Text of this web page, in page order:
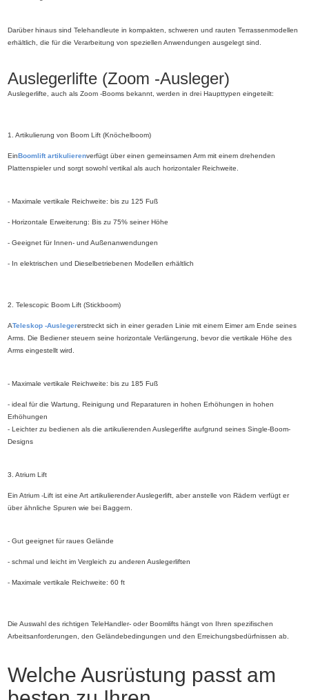
Darüber hinaus sind Telehandleute in kompakten, schweren und rauten Terrassenmodellen
erhältlich, die für die Verarbeitung von speziellen Anwendungen ausgelegt sind.
Auslegerlifte (Zoom -Ausleger)
Auslegerlifte, auch als Zoom -Booms bekannt, werden in drei Haupttypen eingeteilt:
1. Artikulierung von Boom Lift (Knöchelboom)
Ein Boomlift artikulierenverfügt über einen gemeinsamen Arm mit einem drehenden
Plattenspieler und sorgt sowohl vertikal als auch horizontaler Reichweite.
- Maximale vertikale Reichweite: bis zu 125 Fuß
- Horizontale Erweiterung: Bis zu 75% seiner Höhe
- Geeignet für Innen- und Außenanwendungen
- In elektrischen und Dieselbetriebenen Modellen erhältlich
2. Telescopic Boom Lift (Stickboom)
ATeleskop -Auslegererstreckt sich in einer geraden Linie mit einem Eimer am Ende seines
Arms. Die Bediener steuern seine horizontale Verlängerung, bevor die vertikale Höhe des
Arms eingestellt wird.
- Maximale vertikale Reichweite: bis zu 185 Fuß
- ideal für die Wartung, Reinigung und Reparaturen in hohen Erhöhungen in hohen
Erhöhungen
- Leichter zu bedienen als die artikulierenden Auslegerlifte aufgrund seines Single-Boom-
Designs
3. Atrium Lift
Ein Atrium -Lift ist eine Art artikulierender Auslegerlift, aber anstelle von Rädern verfügt er
über ähnliche Spuren wie bei Baggern.
- Gut geeignet für raues Gelände
- schmal und leicht im Vergleich zu anderen Auslegerliften
- Maximale vertikale Reichweite: 60 ft
Die Auswahl des richtigen TeleHandler- oder Boomlifts hängt von Ihren spezifischen
Arbeitsanforderungen, den Geländebedingungen und den Erreichungsbedürfnissen ab.
Welche Ausrüstung passt am